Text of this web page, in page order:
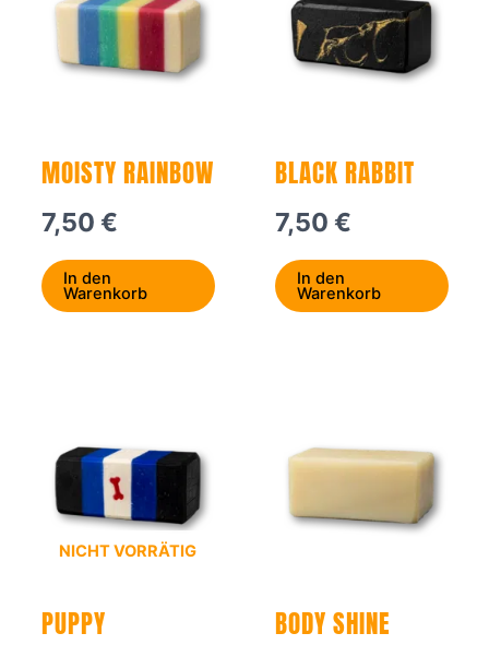
MOISTY RAINBOW
7,50 €
In den
Warenkorb
BLACK RABBIT
7,50 €
In den
Warenkorb
NICHT VORRÄTIG
PUPPY BODY SHINE